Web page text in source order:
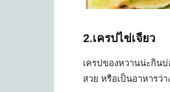
2.เครปไข่เจียว
เครปของหวานน่ะกิน
สวย หรือเป็นอาหารว่